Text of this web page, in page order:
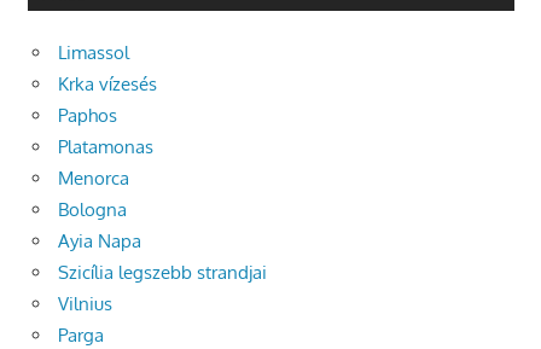
Limassol
Krka vízesés
Paphos
Platamonas
Menorca
Bologna
Ayia Napa
Szicília legszebb strandjai
Vilnius
Parga